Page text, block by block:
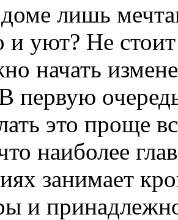
лишь
и уют? Не
начать
В первую
это проще
наиболее
занимает
и